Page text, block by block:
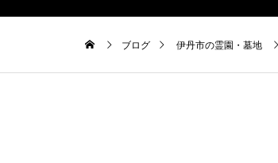
ブログ 伊丹市の霊園・墓地